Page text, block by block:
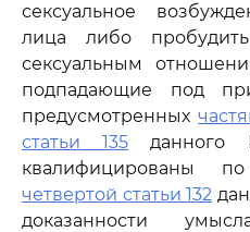
сексуальное
лица либо
сексуальным
подпадающие под
предусмотренных
статьи 135 данного
квалифицированы
четвертой статьи 132
доказанности